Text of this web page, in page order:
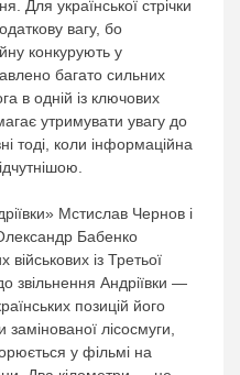
Для української стрічки
вагу, бо
конкурують у
багато сильних
в одній із ключових
утримувати увагу до
тоді, коли інформаційна
Мстислав Чернов і
Бабенко
із Третьої
звільнення Андріївки —
позицій його
лісосмуги,
у фільмі на